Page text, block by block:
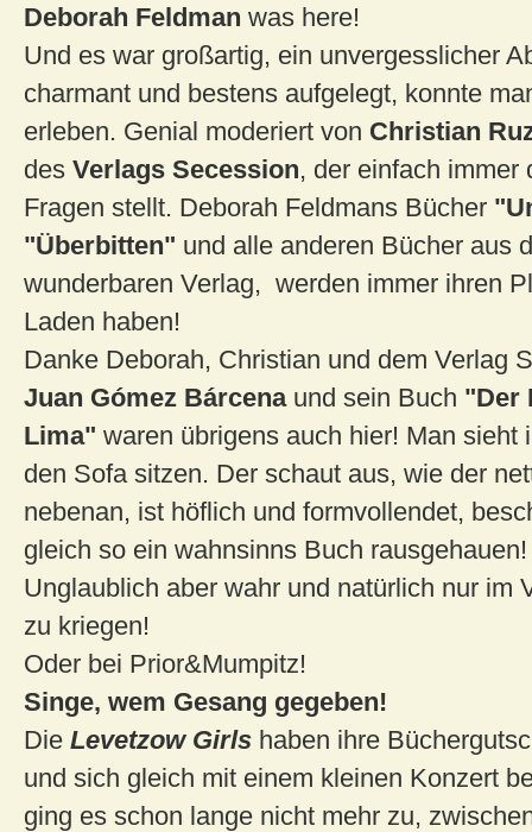
Deborah Feldman was here!
Und es war großartig, ein unvergesslicher
charmant und bestens aufgelegt, konnte
erleben. Genial moderiert von Christian
des Verlags Secession, der einfach immer
Fragen stellt. Deborah Feldmans Bücher
"Überbitten" und alle anderen Bücher aus
wunderbaren Verlag, werden immer ihren
Laden haben!
Danke Deborah, Christian und dem Verlag
Juan Gómez Bárcena und sein Buch "Der
Lima" waren übrigens auch hier! Man sieht
den Sofa sitzen. Der schaut aus, wie der
nebenan, ist höflich und formvollendet,
gleich so ein wahnsinns Buch rausgehauen!
Unglaublich aber wahr und natürlich nur im
zu kriegen!
Oder bei Prior&Mumpitz!
Singe, wem Gesang gegeben!
Die Levetzow Girls haben ihre
und sich gleich mit einem kleinen Konzert
ging es schon lange nicht mehr zu,